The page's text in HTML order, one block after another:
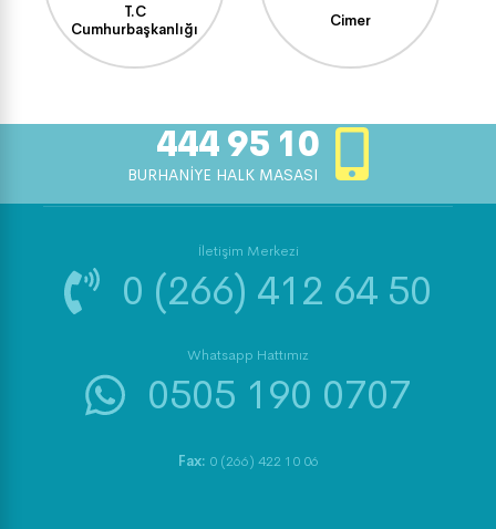
T.C
Cumhurbaşkanlığı
Cimer
444 95 10
BURHANİYE HALK MASASI
İletişim Merkezi
0 (266) 412 64 50
Whatsapp Hattımız
0505 190 0707
Fax: 0 (266) 422 10 06